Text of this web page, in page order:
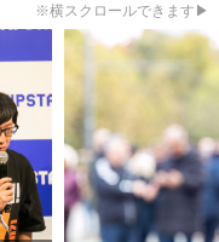
※横スクロールできます▶